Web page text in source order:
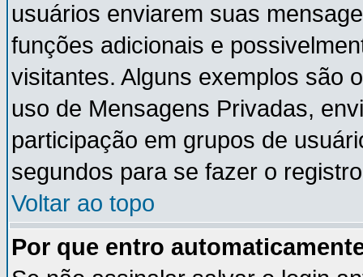
usuários enviarem suas
funções adicionais e
visitantes. Alguns exemplos são
uso de Mensagens Privadas,
participação em grupos de
segundos para se fazer o
Voltar ao topo
Por que entro